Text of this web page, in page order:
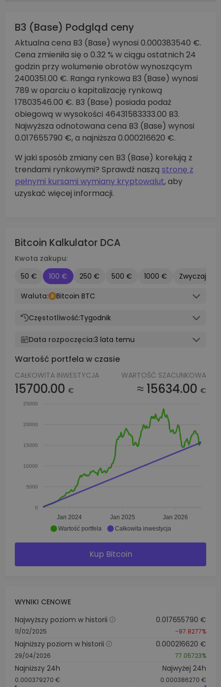
B3 (Base) Podgląd ceny
Aktualna cena B3 (Base) wynosi 0.000383540 €.
Cena zmieniła się o 0.32 % w ciągu ostatnich 24
godzin przy wolumenie obrotów wynoszącym
2400351.00 €. Ranga rynkowa B3 (Base) wynosi
789 w oparciu o kapitalizację rynkową
17803546.00 €. B3 (Base) posiada podaż
obiegową w wysokości 46431583333.00 B3.
Najwyższa odnotowana cena B3 (Base) wynosi
0.017655790 €, a najniższa 0.000216620 €.
W jaki sposób zmiany cen B3 (Base) korelują z
trendami rynkowymi? Sprawdź naszą stronę z
pełnymi kursami wymiany kryptowalut, aby
uzyskać więcej informacji.
Bitcoin Kalkulator DCA
Kwota zakupu:
50 €
100 € 250 € 500 € 1000 €
Zwyczaj
Waluta:
Bitcoin BTC
Częstotliwość:Tygodnik
Data rozpoczęcia:3 lata temu
Wartość portfela w czasie
CAŁKOWITA INWESTYCJA
15700.00 €
WARTOŚĆ SZACUNKOWA
≈ 15634.00 €
25000
20000
15000
10000
5000
0
Jan 2024 Jan 2025 Jan 2026
Wartość portfela Całkowita inwestycja
Kup Bitcoin
WYNIKI CENOWE
Najwyższy poziom w historii
11/02/2025
0.017655790 €
-97.8277%
Najniższy poziom w historii
29/04/2026
0.000216620 €
77.05723%
Najniższy 24h
0.000379270 €
Najwyżej 24h
0.000386270 €